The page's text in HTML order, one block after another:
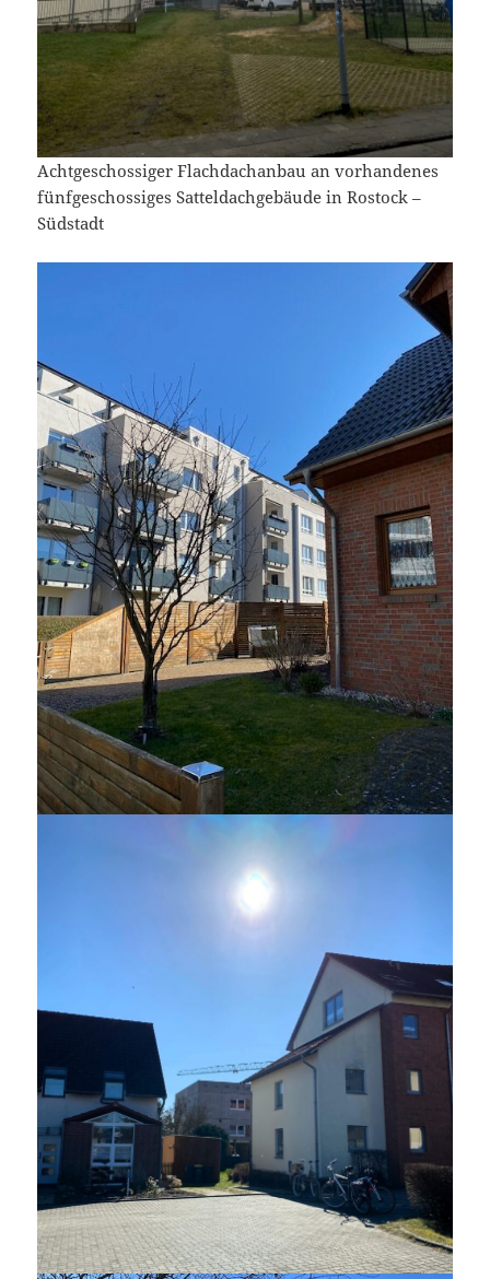
Achtgeschossiger Flachdachanbau an vorhandenes
fünfgeschossiges Satteldachgebäude in Rostock –
Südstadt